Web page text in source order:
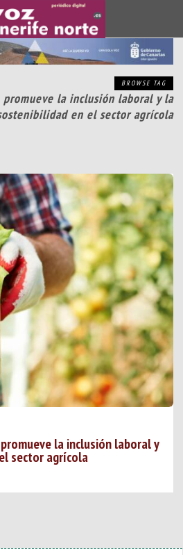
BROWSE TAG
la inclusión laboral y la
en el sector agrícola
la inclusión laboral y
sector agrícola